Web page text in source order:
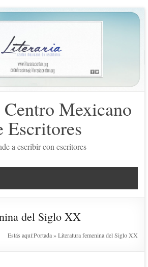
Mexicano
Escritores
a escribir con escritores
del Siglo XX
Estás aquí:Portada»Literatura femenina del Siglo XX